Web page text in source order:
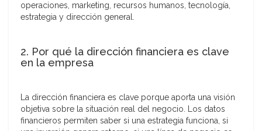
operaciones, marketing, recursos humanos, tecnología,
estrategia y dirección general.
2. Por qué la dirección financiera es clave
en la empresa
La dirección financiera es clave porque aporta una visión
objetiva sobre la situación real del negocio. Los datos
financieros permiten saber si una estrategia funciona, si